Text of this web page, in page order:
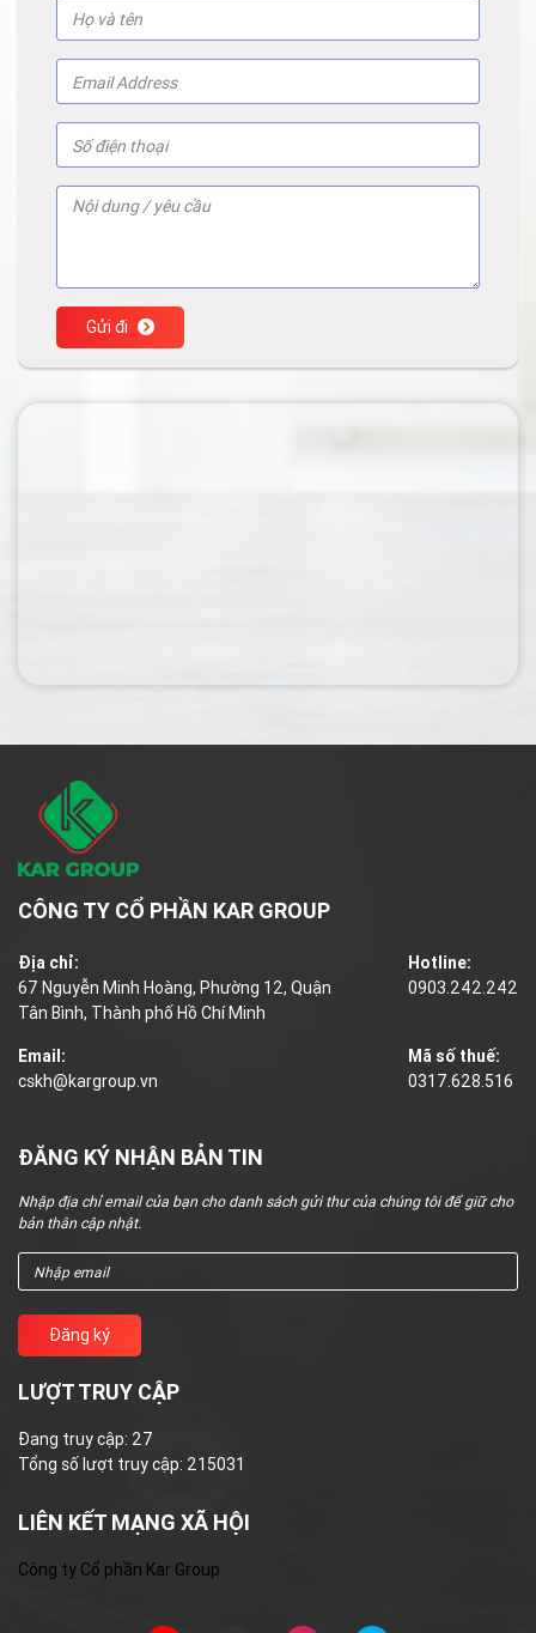
Gửi đi
CÔNG TY CỔ PHẦN KAR GROUP
Địa chỉ:
67 Nguyễn Minh Hoàng, Phường 12, Quận
Tân Bình, Thành phố Hồ Chí Minh
Hotline:
0903.242.242
Email:
cskh@kargroup.vn
Mã số thuế:
0317.628.516
ĐĂNG KÝ NHẬN BẢN TIN
Nhập địa chỉ email của bạn cho danh sách gửi thư của chúng tôi để giữ cho
bản thân cập nhật.
Đăng ký
LƯỢT TRUY CẬP
Đang truy cập: 27
Tổng số lượt truy cập: 215031
LIÊN KẾT MẠNG XÃ HỘI
Công ty Cổ phần Kar Group